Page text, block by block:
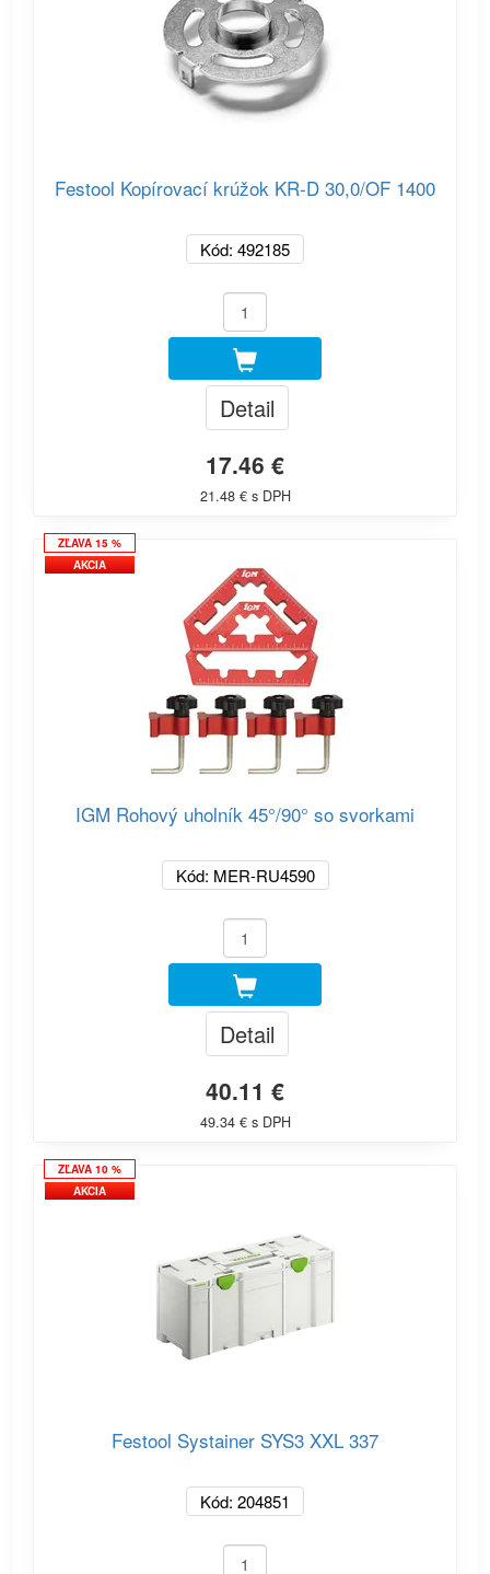
Festool Kopírovací krúžok KR-D 30,0/OF 1400
Kód: 492185
Detail
17.46 €
21.48 € s DPH
ZĽAVA 15 %
AKCIA
IGM Rohový uholník 45°/90° so svorkami
Kód: MER-RU4590
Detail
40.11 €
49.34 € s DPH
ZĽAVA 10 %
AKCIA
Festool Systainer SYS3 XXL 337
Kód: 204851